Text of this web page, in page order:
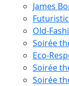
James
Old-
Soirée
Eco-
Soirée
Soirée